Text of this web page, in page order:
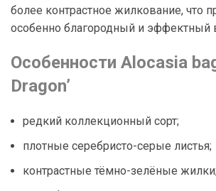
более контрастное жилкование, что
особенно благородный и эффектный
Особенности Alocasia
Dragon’
редкий коллекционный сорт;
плотные серебристо-серые листья;
контрастные тёмно-зелёные